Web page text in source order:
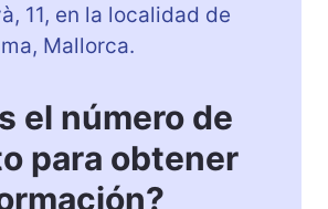
11, en la localidad de
Mallorca.
el número de
para obtener